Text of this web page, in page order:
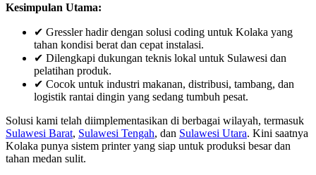
Kesimpulan Utama:
✔ Gressler hadir dengan solusi coding untuk Kolaka yang
tahan kondisi berat dan cepat instalasi.
✔ Dilengkapi dukungan teknis lokal untuk Sulawesi dan
pelatihan produk.
✔ Cocok untuk industri makanan, distribusi, tambang, dan
logistik rantai dingin yang sedang tumbuh pesat.
Solusi kami telah diimplementasikan di berbagai wilayah, termasuk
Sulawesi Barat, Sulawesi Tengah, dan Sulawesi Utara. Kini saatnya
Kolaka punya sistem printer yang siap untuk produksi besar dan
tahan medan sulit.